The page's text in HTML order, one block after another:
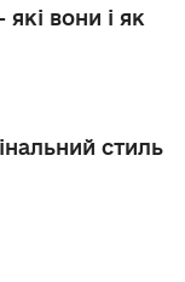
які вони і як
стиль